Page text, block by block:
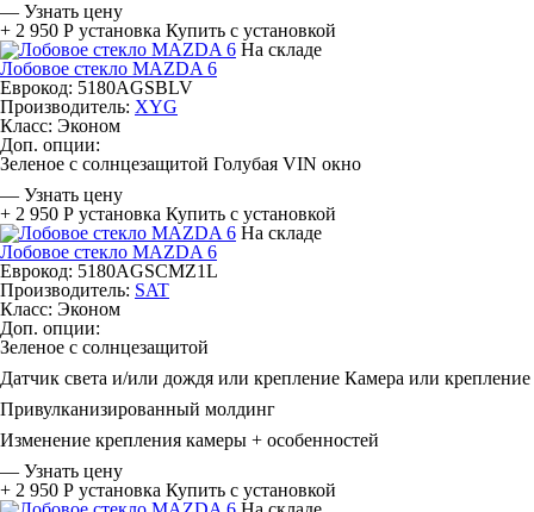
— Узнать цену
+ 2 950 Р установка Купить с установкой
На складе
Лобовое стекло MAZDA 6
Еврокод: 5180AGSBLV
Производитель: XYG
Класс: Эконом
Доп. опции:
Зеленое с солнцезащитой Голубая VIN окно
— Узнать цену
+ 2 950 Р установка Купить с установкой
На складе
Лобовое стекло MAZDA 6
Еврокод: 5180AGSCMZ1L
Производитель: SAT
Класс: Эконом
Доп. опции:
Зеленое с солнцезащитой
Датчик света и/или дождя или крепление Камера или крепление
Привулканизированный молдинг
Изменение крепления камеры + особенностей
— Узнать цену
+ 2 950 Р установка Купить с установкой